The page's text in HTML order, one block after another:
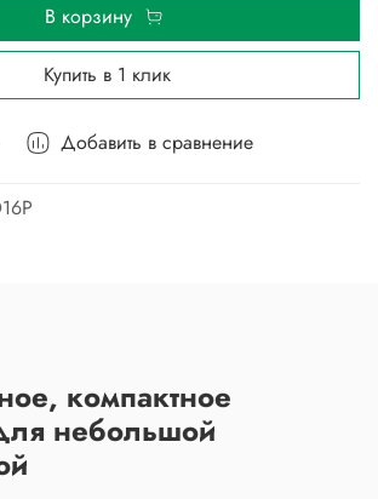
Добавить в сравнение
В корзину
Купить в 1 клик
компактное
небольшой